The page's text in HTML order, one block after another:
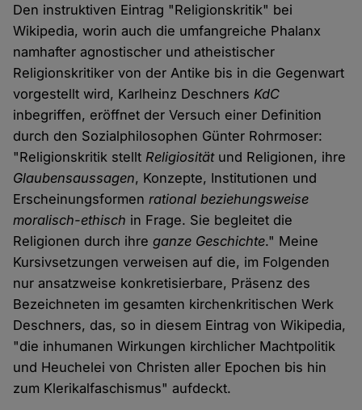
Den instruktiven Eintrag "Religionskritik" bei
Wikipedia, worin auch die umfangreiche Phalanx
namhafter agnostischer und atheistischer
Religionskritiker von der Antike bis in die Gegenwart
vorgestellt wird, Karlheinz DeschnersKdC
inbegriffen, eröffnet der Versuch einer Definition
durch den Sozialphilosophen Günter Rohrmoser:
"Religionskritik stelltReligiositätund Religionen, ihre
Glaubensaussagen, Konzepte, Institutionen und
Erscheinungsformenrational beziehungsweise
moralisch-ethisch in Frage. Sie begleitet die
Religionen durch ihreganze Geschichte." Meine
Kursivsetzungen verweisen auf die, im Folgenden
nur ansatzweise konkretisierbare, Präsenz des
Bezeichneten im gesamten kirchenkritischen Werk
Deschners, das, so in diesem Eintrag von Wikipedia,
"die inhumanen Wirkungen kirchlicher Machtpolitik
und Heuchelei von Christen aller Epochen bis hin
zum Klerikalfaschismus" aufdeckt.